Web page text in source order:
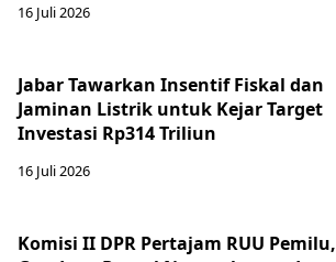
16 Juli 2026
Jabar Tawarkan Insentif Fiskal dan
Jaminan Listrik untuk Kejar Target
Investasi Rp314 Triliun
16 Juli 2026
Komisi II DPR Pertajam RUU Pemilu,